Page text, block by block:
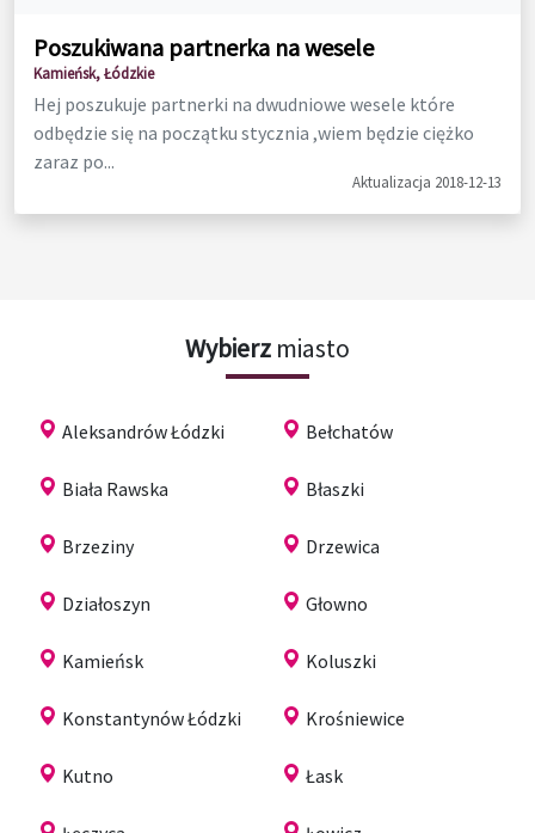
Poszukiwana partnerka na wesele
Kamieńsk, Łódzkie
Hej poszukuje partnerki na dwudniowe wesele które
odbędzie się na początku stycznia ,wiem będzie ciężko
zaraz po...
Aktualizacja 2018-12-13
Wybierz miasto
Aleksandrów Łódzki Bełchatów
Biała Rawska Błaszki
Brzeziny Drzewica
Działoszyn Głowno
Kamieńsk Koluszki
Konstantynów Łódzki Krośniewice
Kutno Łask